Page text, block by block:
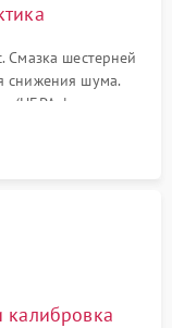
Смазка шестерней
снижения шума.
фильтров,
разъемов и
калибровка